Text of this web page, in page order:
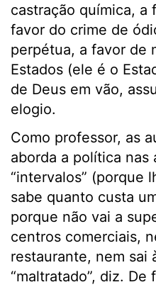
castração química, a
favor do crime de
perpétua, a favor de
Estados (ele é o
de Deus em vão,
elogio.
Como professor, as
aborda a política nas
“intervalos” (porque
sabe quanto custa
porque não vai a
centros comerciais,
restaurante, nem sai
“maltratado”, diz.